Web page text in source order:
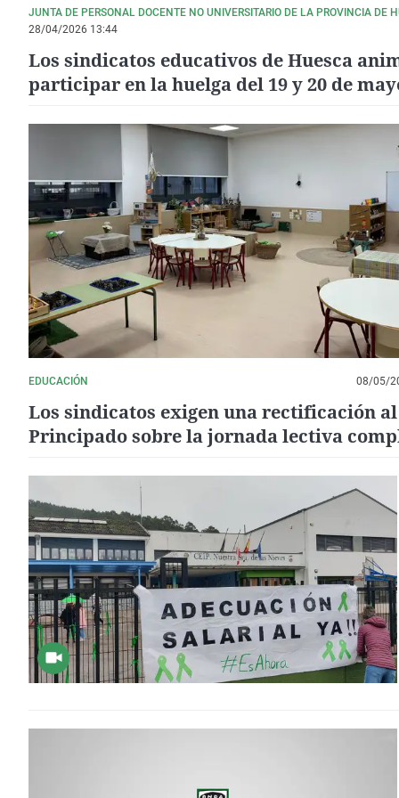
JUNTA DE PERSONAL DOCENTE NO UNIVERSITARIO DE LA PROVINCIA DE
28/04/2026 13:44
Los sindicatos educativos de Huesca
participar en la huelga del 19 y 20 de
EDUCACIÓN 08/05/
Los sindicatos exigen una rectificación al
Principado sobre la jornada lectiva